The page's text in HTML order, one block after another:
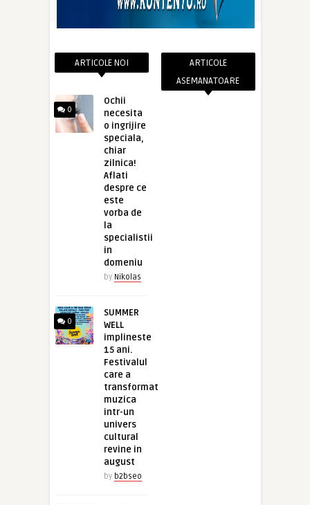
ARTICOLE NOI
0
Ochii
necesita
o ingrijire
speciala,
chiar
zilnica!
Aflati
despre ce
este
vorba de
la
specialistii
in
domeniu
by Nikolas
0
SUMMER
WELL
implineste
15 ani.
Festivalul
care a
transformat
muzica
intr-un
univers
cultural
revine in
august
by b2bseo
ARTICOLE
ASEMANATOARE